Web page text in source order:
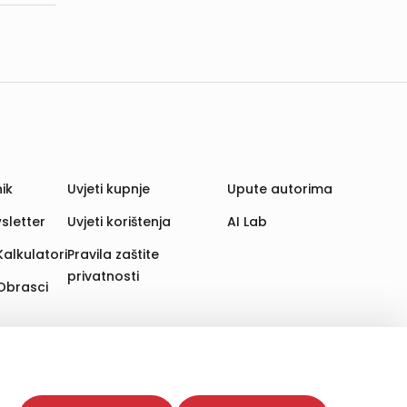
web stranica i uređaja u tu svrhu. Naši partneri
Uvjeti kupnje
Uvjeti korištenja
Pravila zaštite
privatnosti
Upute autorima
AI Lab